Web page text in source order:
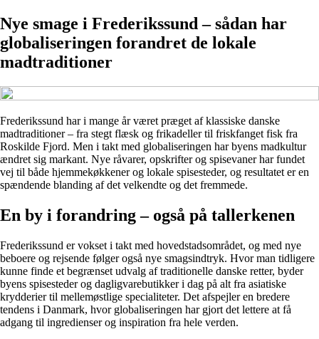
Nye smage i Frederikssund – sådan har
globaliseringen forandret de lokale
madtraditioner
Frederikssund har i mange år været præget af klassiske danske
madtraditioner – fra stegt flæsk og frikadeller til friskfanget fisk fra
Roskilde Fjord. Men i takt med globaliseringen har byens madkultur
ændret sig markant. Nye råvarer, opskrifter og spisevaner har fundet
vej til både hjemmekøkkener og lokale spisesteder, og resultatet er en
spændende blanding af det velkendte og det fremmede.
En by i forandring – også på tallerkenen
Frederikssund er vokset i takt med hovedstadsområdet, og med nye
beboere og rejsende følger også nye smagsindtryk. Hvor man tidligere
kunne finde et begrænset udvalg af traditionelle danske retter, byder
byens spisesteder og dagligvarebutikker i dag på alt fra asiatiske
krydderier til mellemøstlige specialiteter. Det afspejler en bredere
tendens i Danmark, hvor globaliseringen har gjort det lettere at få
adgang til ingredienser og inspiration fra hele verden.